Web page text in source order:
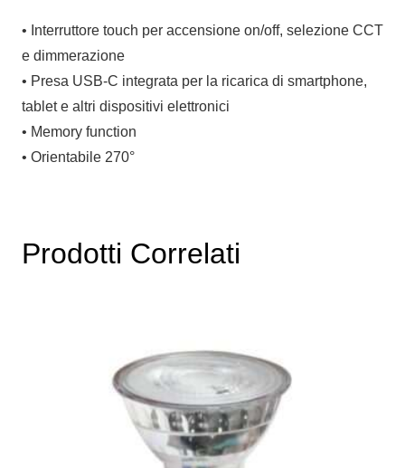
• Interruttore touch per accensione on/off, selezione CCT
e dimmerazione
• Presa USB-C integrata per la ricarica di smartphone,
tablet e altri dispositivi elettronici
• Memory function
• Orientabile 270°
Prodotti Correlati